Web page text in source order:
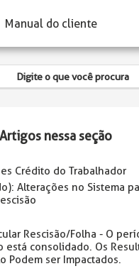
Manual do cliente
Artigos nessa seção
Crédito do Trabalhador
Alterações no Sistema
Rescisão/Folha - O
está consolidado. Os
Podem ser Impactados.